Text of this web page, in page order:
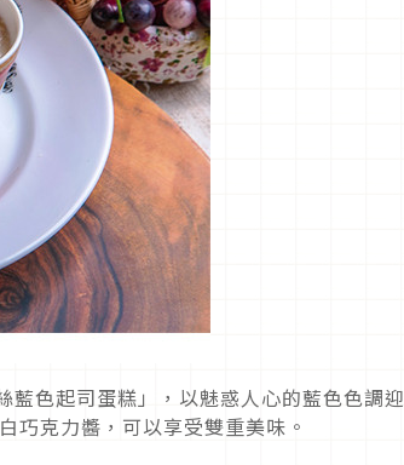
色起司蛋糕」，以魅惑人心的藍色色調迎
巧克力醬，可以享受雙重美味。